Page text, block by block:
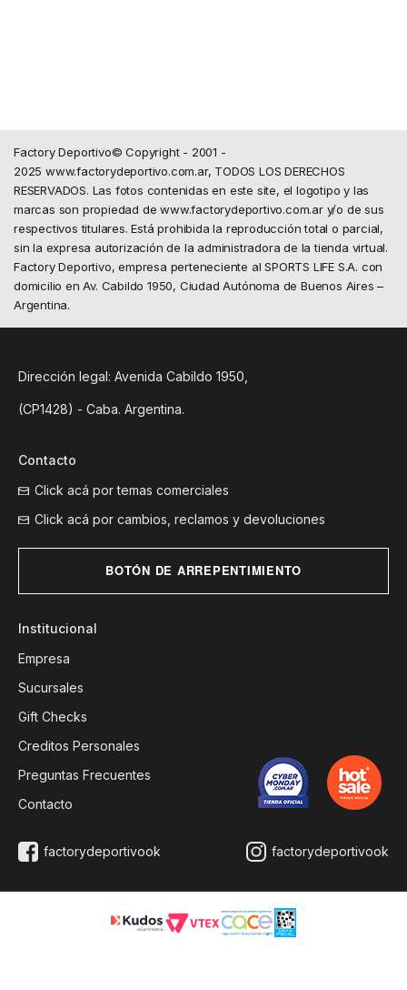
Factory Deportivo© Copyright - 2001 -
2025 www.factorydeportivo.com.ar, TODOS LOS DERECHOS
RESERVADOS. Las fotos contenidas en este site, el logotipo y las
marcas son propiedad de www.factorydeportivo.com.ar y/o de sus
respectivos titulares. Está prohibida la reproducción total o parcial,
sin la expresa autorización de la administradora de la tienda virtual.
Factory Deportivo, empresa perteneciente al SPORTS LIFE S.A. con
domicilio en Av. Cabildo 1950, Ciudad Autónoma de Buenos Aires –
Argentina.
Dirección legal: Avenida Cabildo 1950,
(CP1428) - Caba. Argentina.
Institucional
Empresa
Sucursales
Gift Checks
Creditos Personales
Preguntas Frecuentes
Contacto
Contacto
Click acá por temas comerciales
Click acá por cambios, reclamos y devoluciones
BOTÓN DE ARREPENTIMIENTO
factorydeportivook factorydeportivook